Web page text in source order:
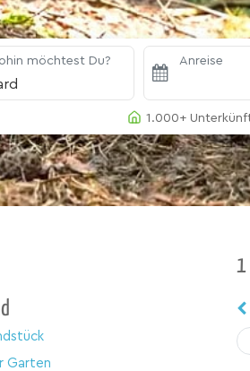
möchtest Du? Anreise
1.000+
Garten
1